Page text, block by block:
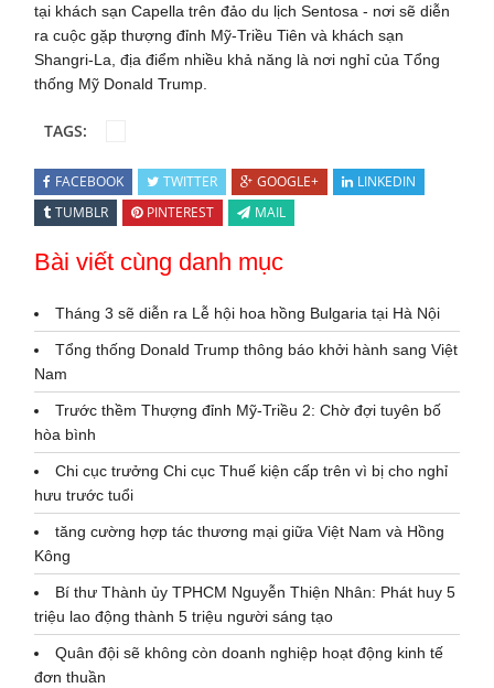
tại khách sạn Capella trên đảo du lịch Sentosa - nơi sẽ diễn
ra cuộc gặp thượng đỉnh Mỹ-Triều Tiên và khách sạn
Shangri-La, địa điểm nhiều khả năng là nơi nghỉ của Tổng
thống Mỹ Donald Trump.
TAGS:
FACEBOOK TWITTER GOOGLE+
LINKEDIN
TUMBLR
PINTEREST MAIL
Bài viết cùng danh mục
Tháng 3 sẽ diễn ra Lễ hội hoa hồng Bulgaria tại Hà Nội
Tổng thống Donald Trump thông báo khởi hành sang Việt
Nam
Trước thềm Thượng đỉnh Mỹ-Triều 2: Chờ đợi tuyên bố
hòa bình
Chi cục trưởng Chi cục Thuế kiện cấp trên vì bị cho nghỉ
hưu trước tuổi
tăng cường hợp tác thương mại giữa Việt Nam và Hồng
Kông
Bí thư Thành ủy TPHCM Nguyễn Thiện Nhân: Phát huy 5
triệu lao động thành 5 triệu người sáng tạo
Quân đội sẽ không còn doanh nghiệp hoạt động kinh tế
đơn thuần